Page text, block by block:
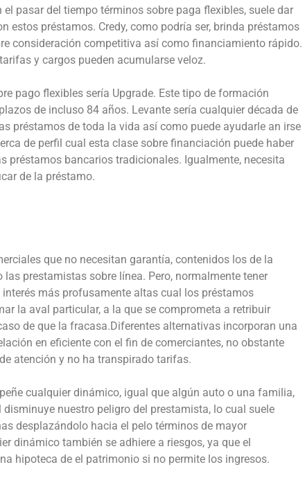
pasar del tiempo términos sobre paga flexibles, suele dar
estos préstamos. Credy, como podrí­a ser, brinda préstamos
consideración competitiva así­ como financiamiento rápido.
y cargos pueden acumularse veloz.
pago flexibles serí­a Upgrade. Este tipo de formación
de incluso 84 años. Levante serí­a cualquier década de
préstamos de toda la vida así­ como puede ayudarle an irse
de perfil cual esta clase sobre financiación puede haber
préstamos bancarios tradicionales. Igualmente, necesita
de la préstamo.
que no necesitan garantía, contenidos los de la
prestamistas sobre línea. Pero, normalmente tener
más profusamente altas cual los préstamos
la aval particular, a la que se comprometa a retribuir
de que la fracasa.Diferentes alternativas incorporan una
en eficiente con el fin de comerciantes, no obstante
atención y no ha transpirado tarifas.
cualquier dinámico, igual que algún auto o una familia,
nuestro peligro del prestamista, lo cual suele
desplazándolo hacia el pelo términos de mayor
dinámico también se adhiere a riesgos, ya que el
hipoteca de el patrimonio si no permite los ingresos.